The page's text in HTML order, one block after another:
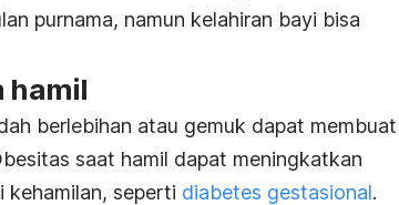
purnama, namun kelahiran bayi bisa
hamil
berlebihan atau gemuk dapat membuat
saat hamil dapat meningkatkan
kehamilan, seperti diabetes gestasional.